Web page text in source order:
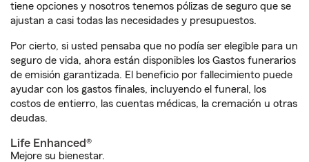
tiene opciones y nosotros tenemos pólizas de seguro que se
ajustan a casi todas las necesidades y presupuestos.
Por cierto, si usted pensaba que no podía ser elegible para un
seguro de vida, ahora están disponibles los Gastos funerarios
de emisión garantizada. El beneficio por fallecimiento puede
ayudar con los gastos finales, incluyendo el funeral, los
costos de entierro, las cuentas médicas, la cremación u otras
deudas.
Life Enhanced®
Mejore su bienestar.